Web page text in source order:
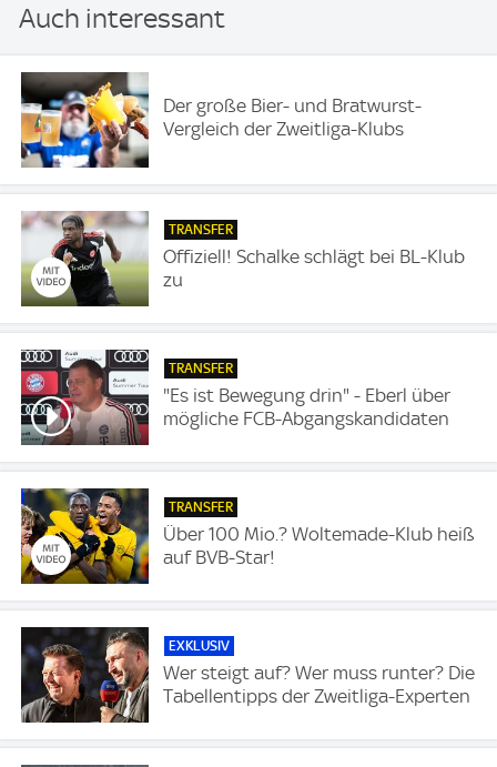
Auch interessant
Der große Bier- und Bratwurst-
Vergleich der Zweitliga-Klubs
TRANSFER
Offiziell! Schalke schlägt bei BL-Klub
zu
TRANSFER
"Es ist Bewegung drin" - Eberl über
mögliche FCB-Abgangskandidaten
TRANSFER
Über 100 Mio.? Woltemade-Klub heiß
auf BVB-Star!
EXKLUSIV
Wer steigt auf? Wer muss runter? Die
Tabellentipps der Zweitliga-Experten